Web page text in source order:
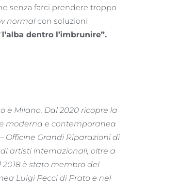
senza farci prendere troppo
normalcon soluzioni
l’alba dentro l’imbrunire”.
e Milano. Dal 2020 ricopre la
moderna e contemporanea
Officine Grandi Riparazioni di
artisti internazionali, oltre a
2018 è stato membro del
Luigi Pecci di Prato e nel